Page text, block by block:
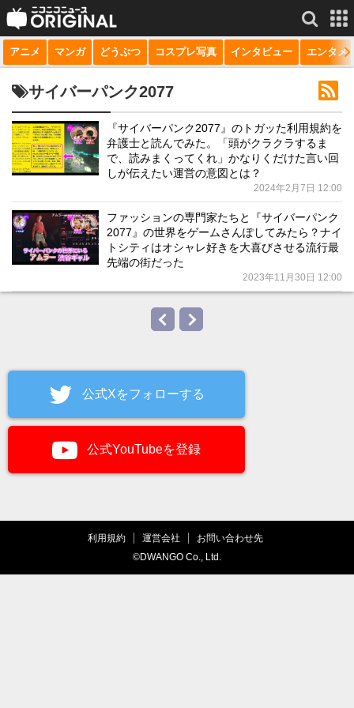
サービス一覧 もっと見る
動画
生放送
ニュース
チャンネル
マンガ
アニメ マンガ どうぶつ コスプレ写真 インタビュー エンタメ
サイバーパンク2077
『サイバーパンク2077』のトガッた利用規約を
弁護士と読んでみた。「頭がクラクラするま
で、読みまくってくれ」かなりくだけた言い回
しが伝えたい運営の意図とは？
2024年2月7日 12:00
ファッションの専門家たちと『サイバーパンク
2077』の世界をゲームさんぽしてみたら？ナイ
トシティはオシャレ好きを大喜びさせる流行最
先端の街だった
2023年11月30日 12:00
公式Xをフォローする
公式YouTubeを登録
利用規約 運営会社
お問い合わせ先
©DWANGO Co., Ltd.